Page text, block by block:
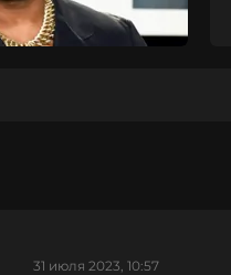
31 июля 2023, 10:57